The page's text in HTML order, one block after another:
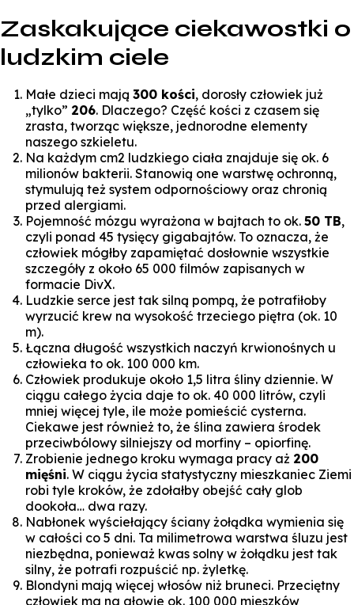
Zaskakujące ciekawostki o
ludzkim ciele
Małe dzieci mają 300 kości, dorosły człowiek już
„tylko” 206. Dlaczego? Część kości z czasem się
zrasta, tworząc większe, jednorodne elementy
naszego szkieletu.
Na każdym cm2 ludzkiego ciała znajduje się ok. 6
milionów bakterii. Stanowią one warstwę ochronną,
stymulują też system odpornościowy oraz chronią
przed alergiami.
Pojemność mózgu wyrażona w bajtach to ok. 50 TB,
czyli ponad 45 tysięcy gigabajtów. To oznacza, że
człowiek mógłby zapamiętać dosłownie wszystkie
szczegóły z około 65 000 filmów zapisanych w
formacie DivX.
Ludzkie serce jest tak silną pompą, że potrafiłoby
wyrzucić krew na wysokość trzeciego piętra (ok. 10
m).
Łączna długość wszystkich naczyń krwionośnych u
człowieka to ok. 100 000 km.
Człowiek produkuje około 1,5 litra śliny dziennie. W
ciągu całego życia daje to ok. 40 000 litrów, czyli
mniej więcej tyle, ile może pomieścić cysterna.
Ciekawe jest również to, że ślina zawiera środek
przeciwbólowy silniejszy od morfiny – opiorfinę.
Zrobienie jednego kroku wymaga pracy aż 200
mięśni. W ciągu życia statystyczny mieszkaniec Ziemi
robi tyle kroków, że zdołałby obejść cały glob
dookoła… dwa razy.
Nabłonek wyściełający ściany żołądka wymienia się
w całości co 5 dni. Ta milimetrowa warstwa śluzu jest
niezbędna, ponieważ kwas solny w żołądku jest tak
silny, że potrafi rozpuścić np. żyletkę.
Blondyni mają więcej włosów niż bruneci. Przeciętny
człowiek ma na głowie ok. 100 000 mieszków